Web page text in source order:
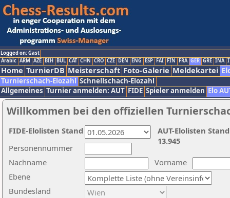
Logged on: Gast
Arabic ARM AZE BIH BUL CAT CHN CRO CZE DEN ENG ESP FAI FIN FRA GER GRE INA
Home TurnierDB Meisterschaft Foto-Galerie Meldekartei
Turnierschach-Elozahl Schnellschach-Elozahl
Allgemeines Turnier anmelden: AUT FIDE Spieler anmelden Elo
Willkommen bei den offiziellen
Nachname
Vorname
Ebene
Personennummer
Bundesland
AUT-Elolisten
13.945
FIDE-Elolisten Stand